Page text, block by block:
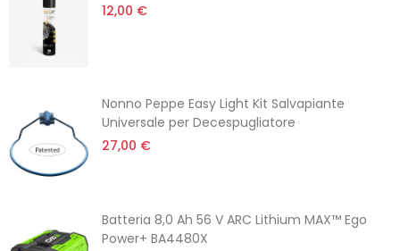
12,00 €
Nonno Peppe Easy Light Kit Salvapiante
Universale per Decespugliatore
27,00 €
Batteria 8,0 Ah 56 V ARC Lithium MAX™ Ego
Power+ BA4480X